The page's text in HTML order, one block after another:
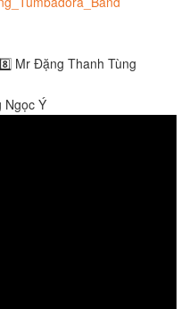
Mr Đặng Thanh Tùng
Ngọc Ý